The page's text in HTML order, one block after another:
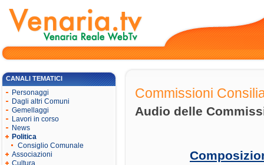
CANALI TEMATICI
Personaggi
Dagli altri Comuni
Gemellaggi
Lavori in corso
News
Politica
Consiglio Comunale
Associazioni
Cultura
Commissioni
Audio delle